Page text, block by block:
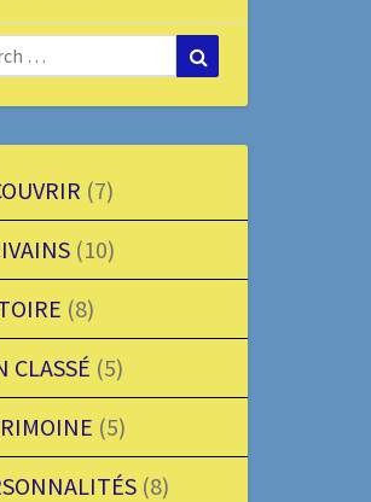
(7)
(10)
(8)
CLASSÉ (5)
(5)
(8)